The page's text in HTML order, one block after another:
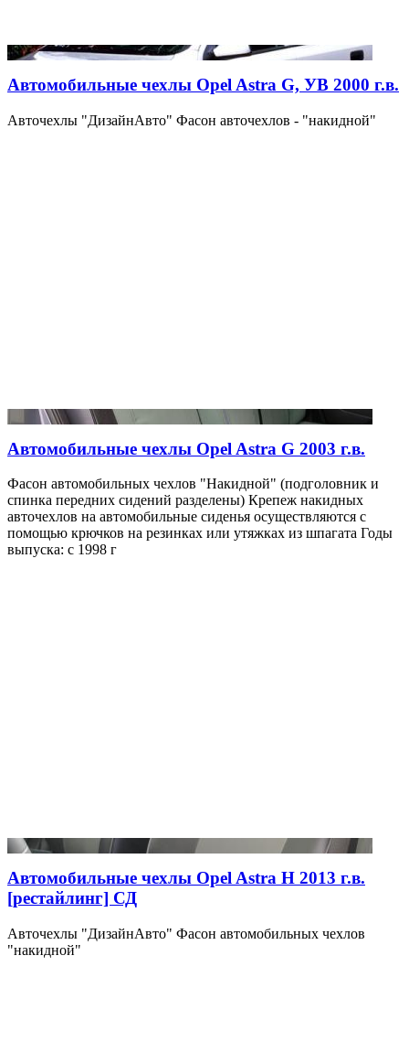
Автомобильные чехлы Opel Astra G, УВ 2000 г.в.
Авточехлы "ДизайнАвто" Фасон авточехлов - "накидной"
Автомобильные чехлы Opel Astra G 2003 г.в.
Фасон автомобильных чехлов "Накидной" (подголовник и
спинка передних сидений разделены) Крепеж накидных
авточехлов на автомобильные сиденья осуществляются с
помощью крючков на резинках или утяжках из шпагата Годы
выпуска: с 1998 г
Автомобильные чехлы Opel Astra H 2013 г.в.
[рестайлинг] СД
Авточехлы "ДизайнАвто" Фасон автомобильных чехлов
"накидной"